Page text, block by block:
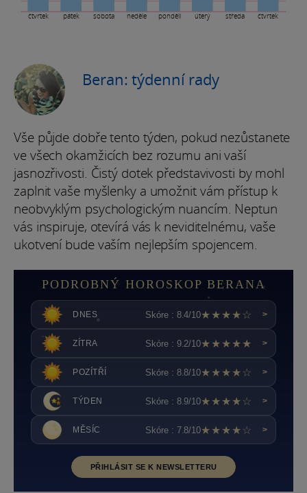
čtvrtek pátek sobota neděle pondělí úterý středa čtvrtek
Beran: týdenní rady
Vše půjde dobře tento týden, pokud nezůstanete
ve všech okamžicích bez rozumu ani vaší
jasnozřivosti. Čistý dotek představivosti by mohl
zaplnit vaše myšlenky a umožnit vám přístup k
neobvyklým psychologickým nuancím. Neptun
vás inspiruje, otevírá vás k neviditelnému, vaše
ukotvení bude vaším nejlepším spojencem.
PODROBNÝ HOROSKOP BERANA
DNES Skóre : 8.4/10★★★★☆ >
ZÍTRA Skóre : 9.2/10★★★★★ >
POZÍTŘÍ Skóre : 8.8/10★★★★☆ >
TÝDEN Skóre : 8.9/10★★★★☆ >
MĚSÍC Skóre : 7.8/10★★★★☆ >
PŘIHLÁSIT SE K NEWSLETTERU